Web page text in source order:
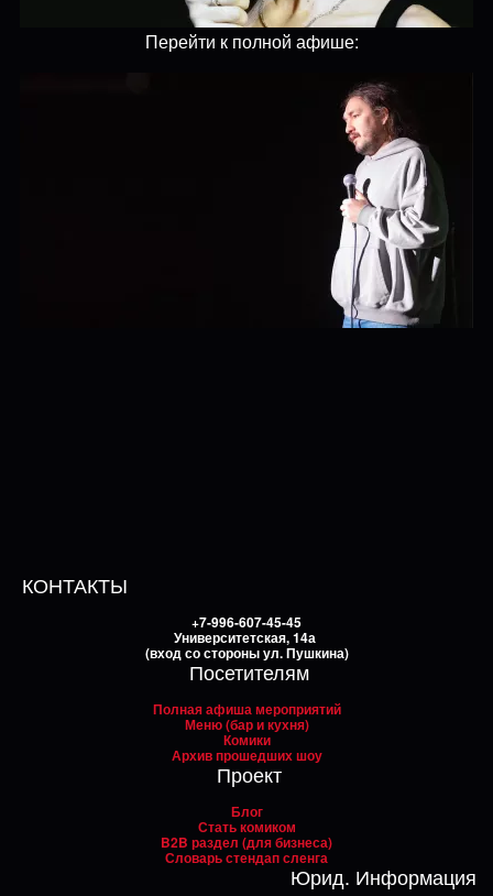
Перейти к полной афише:
КОНТАКТЫ
+7-996-607-45-45
Университетская, 14а
(вход со стороны ул. Пушкина)
Посетителям
Полная афиша мероприятий
Меню (бар и кухня)
Комики
Архив прошедших шоу
Проект
Блог
Стать комиком
B2B раздел (для бизнеса)
Словарь стендап сленга
Юрид. Информация